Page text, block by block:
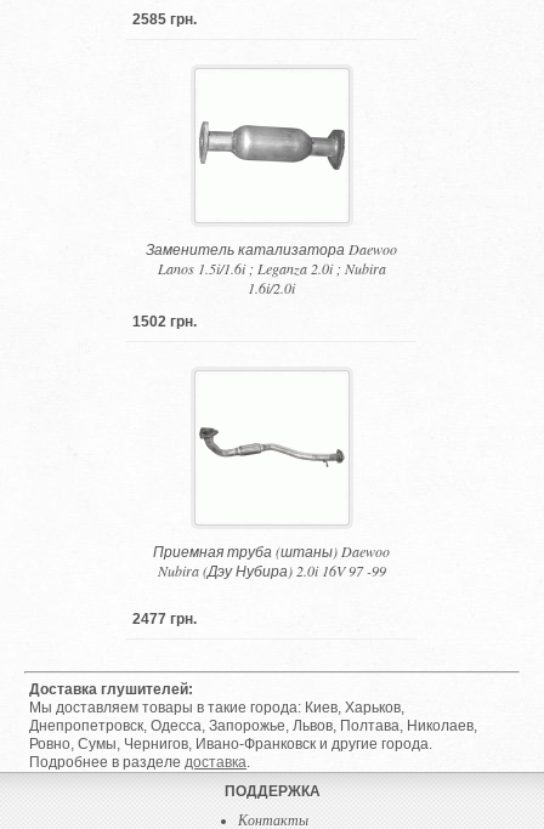
2585 грн.
Заменитель катализатора Daewoo
Lanos 1.5i/1.6i ; Leganza 2.0i ; Nubira
1.6i/2.0i
1502 грн.
Приемная труба (штаны) Daewoo
Nubira (Дэу Нубира) 2.0i 16V 97 -99
2477 грн.
Доставка глушителей:
Мы доставляем товары в такие города: Киев, Харьков,
Днепропетровск, Одесса, Запорожье, Львов, Полтава, Николаев,
Ровно, Сумы, Чернигов, Ивано-Франковск и другие города.
Подробнее в разделедоставка.
ПОДДЕРЖКА
Контакты